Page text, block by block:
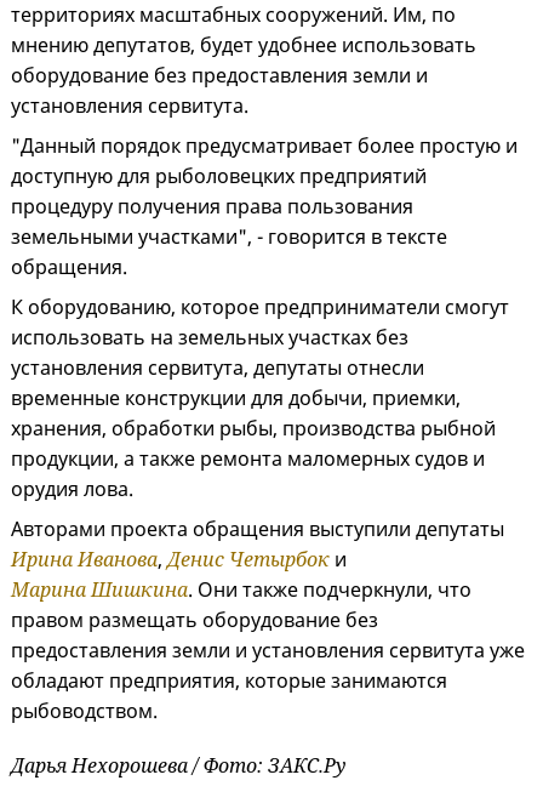
территориях масштабных сооружений. Им, по
мнению депутатов, будет удобнее использовать
оборудование без предоставления земли и
установления сервитута.
"Данный порядок предусматривает более простую и
доступную для рыболовецких предприятий
процедуру получения права пользования
земельными участками", - говорится в тексте
обращения.
К оборудованию, которое предприниматели смогут
использовать на земельных участках без
установления сервитута, депутаты отнесли
временные конструкции для добычи, приемки,
хранения, обработки рыбы, производства рыбной
продукции, а также ремонта маломерных судов и
орудия лова.
Авторами проекта обращения выступили депутаты
Ирина Иванова,Денис Четырбок и
Марина Шишкина. Они также подчеркнули, что
правом размещать оборудование без
предоставления земли и установления сервитута уже
обладают предприятия, которые занимаются
рыбоводством.
Дарья Нехорошева / Фото: ЗАКС.Ру